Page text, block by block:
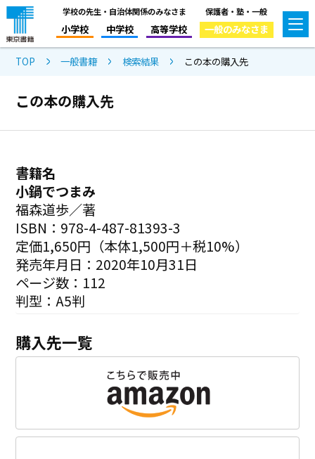
学校の先生・自治体関係のみなさま
小学校 中学校 高等学校
保護者・塾・一般
一般のみなさま
TOP 一般書籍 検索結果 この本の購入先
この本の購入先
書籍名
小鍋でつまみ
福森道歩／著
ISBN：978-4-487-81393-3
定価1,650円（本体1,500円＋税10%）
発売年月日：2020年10月31日
ページ数：112
判型：A5判
購入先一覧